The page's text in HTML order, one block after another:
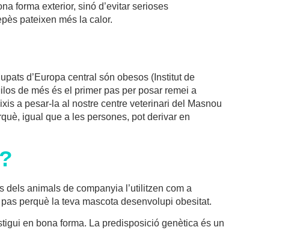
forma exterior, sinó d’evitar serioses
pateixen més la calor.
d’Europa central són obesos (Institut de
de més és el primer pas per posar remei a
a pesar-la al nostre centre veterinari del Masnou
igual que a les persones, pot derivar en
dels animals de companyia l’utilitzen com a
perquè la teva mascota desenvolupi obesitat.
en bona forma. La predisposició genètica és un